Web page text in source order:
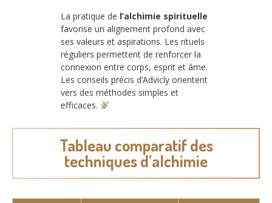
La pratique de l’alchimie spirituelle
favorise un alignement profond avec
ses valeurs et aspirations. Les rituels
réguliers permettent de renforcer la
connexion entre corps, esprit et âme.
Les conseils précis d’Advicly orientent
vers des méthodes simples et
efficaces.
Tableau comparatif des
techniques d’alchimie